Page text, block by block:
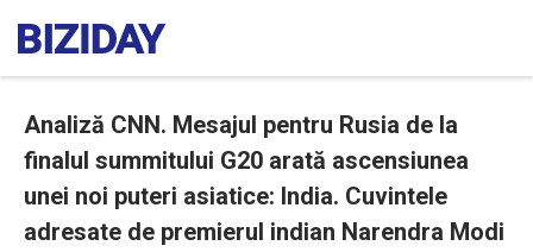
Analiză CNN. Mesajul pentru Rusia de la
finalul summitului G20 arată ascensiunea
unei noi puteri asiatice: India. Cuvintele
adresate de premierul indian Narendra Modi